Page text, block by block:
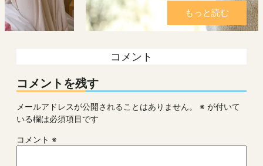
もっと読む
コメント
コメントを残す
メールアドレスが公開されることはありません。 ※ が付いて
いる欄は必須項目です
コメント ※